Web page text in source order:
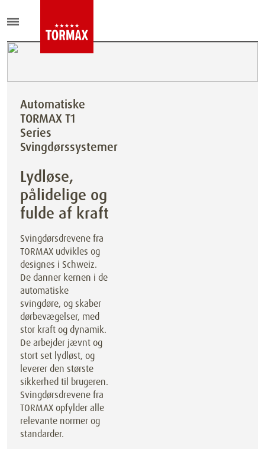
Automatiske
TORMAX T1
Series
Svingdørssystemer
Lydløse,
pålidelige og
fulde af kraft
Svingdørsdrevene fra
TORMAX udvikles og
designes i Schweiz.
De danner kernen i de
automatiske
svingdøre, og skaber
dørbevægelser, med
stor kraft og dynamik.
De arbejder jævnt og
stort set lydløst, og
leverer den største
sikkerhed til brugeren.
Svingdørsdrevene fra
TORMAX opfylder alle
relevante normer og
standarder.